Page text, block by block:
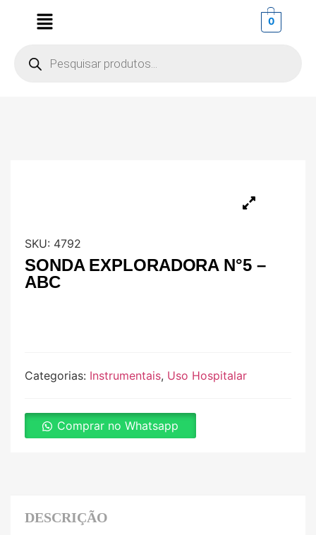
0
SKU: 4792
SONDA EXPLORADORA N°5 –
ABC
Categorias: Instrumentais, Uso Hospitalar
Comprar no Whatsapp
DESCRIÇÃO